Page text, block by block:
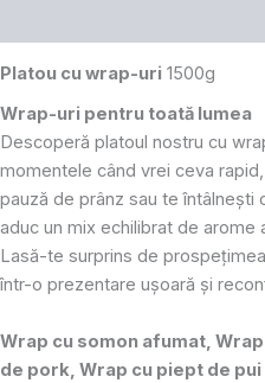
Platou cu wrap-uri 1500g
Wrap-uri pentru toată lumea
Descoperă platoul nostru cu
momentele când vrei ceva
pauză de prânz sau te întâlnești
aduc un mix echilibrat de
Lasă-te surprins de
într-o prezentare ușoară și
Wrap cu somon afumat,
de pork, Wrap cu piept de pui